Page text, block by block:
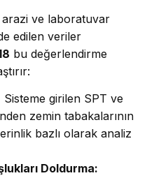
arazi ve laboratuvar
edilen veriler
bu değerlendirme
Sisteme girilen SPT ve
zemin tabakalarının
bazlı olarak analiz
Doldurma: